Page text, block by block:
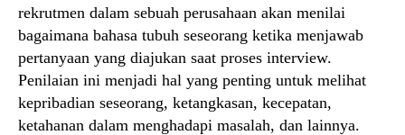
rekrutmen dalam sebuah perusahaan akan menilai
bagaimana bahasa tubuh seseorang ketika menjawab
pertanyaan yang diajukan saat proses interview.
Penilaian ini menjadi hal yang penting untuk melihat
kepribadian seseorang, ketangkasan, kecepatan,
ketahanan dalam menghadapi masalah, dan lainnya.